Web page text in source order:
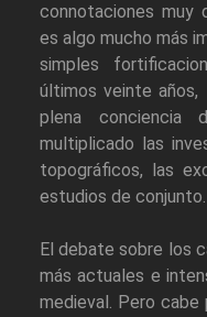
connotaciones muy
es algo mucho más
simples
últimos veinte años,
plena
multiplicado las
topográficos, las
estudios de conjunto.
El debate sobre los
más actuales e
medieval. Pero